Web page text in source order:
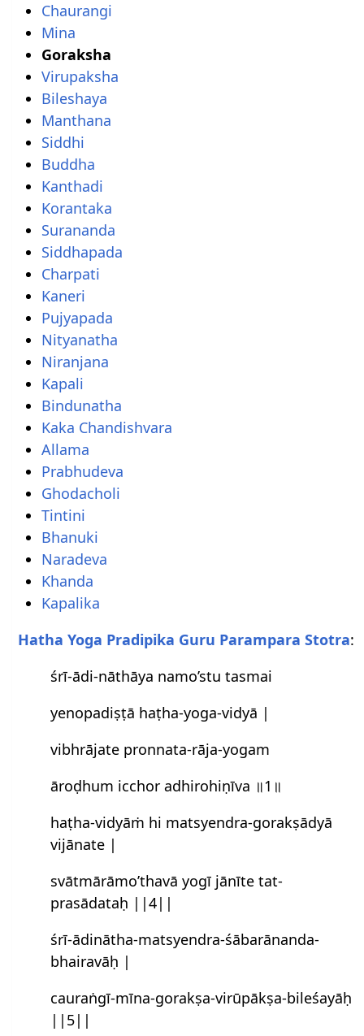
Chaurangi
Mina
Goraksha
Virupaksha
Bileshaya
Manthana
Siddhi
Buddha
Kanthadi
Korantaka
Surananda
Siddhapada
Charpati
Kaneri
Pujyapada
Nityanatha
Niranjana
Kapali
Bindunatha
Kaka Chandishvara
Allama
Prabhudeva
Ghodacholi
Tintini
Bhanuki
Naradeva
Khanda
Kapalika
Hatha Yoga Pradipika Guru Parampara Stotra:
śrī-ādi-nāthāya namo’stu tasmai
yenopadiṣṭā haṭha-yoga-vidyā |
vibhrājate pronnata-rāja-yogam
āroḍhum icchor adhirohiṇīva ॥1॥
haṭha-vidyāṁ hi matsyendra-gorakṣādyā
vijānate |
svātmārāmo’thavā yogī jānīte tat-
prasādataḥ ||4||
śrī-ādinātha-matsyendra-śābarānanda-
bhairavāḥ |
cauraṅgī-mīna-gorakṣa-virūpākṣa-bileśayāḥ
||5||